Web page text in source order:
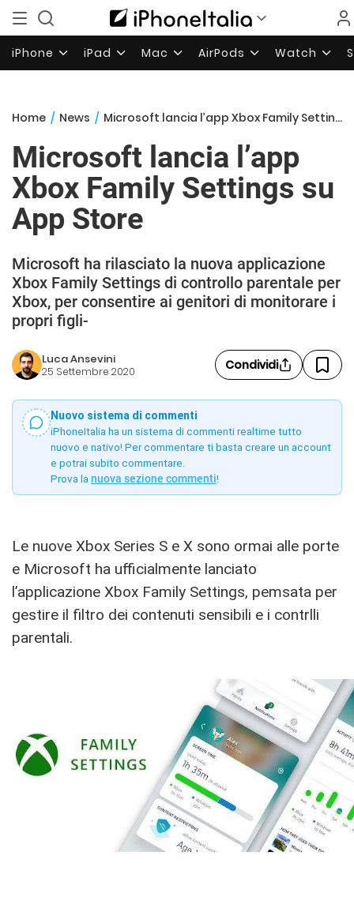
iPhone iPad Mac AirPods Watch
Home / News / Microsoft lancia l’app Xbox Family Settings su App Store
Microsoft lancia l’app
Xbox Family Settings su
App Store
Microsoft ha rilasciato la nuova applicazione
Xbox Family Settings di controllo parentale per
Xbox, per consentire ai genitori di monitorare i
propri figli-
Luca Ansevini
25 Settembre 2020 Condividi
Nuovo sistema di commenti
iPhoneItalia ha un sistema di commenti realtime tutto
nuovo e nativo! Per commentare ti basta creare un account
e potrai subito commentare.
Prova la nuova sezione commenti!
Le nuove Xbox Series S e X sono ormai alle porte
e Microsoft ha ufficialmente lanciato
l’applicazione Xbox Family Settings, pemsata per
gestire il filtro dei contenuti sensibili e i contrlli
parentali.